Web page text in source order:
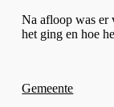
Na afloop was er
het ging en hoe
Gemeente